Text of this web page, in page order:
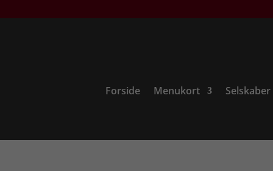
Forside Menukort Selskaber